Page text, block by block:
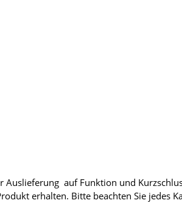
auf Funktion und
erhalten. Bitte beachten Sie jedes